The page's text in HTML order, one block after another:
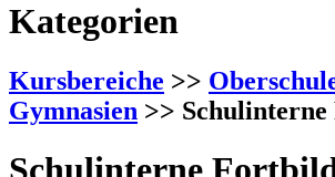
Kategorien
Kursbereiche >>
Gymnasien >>